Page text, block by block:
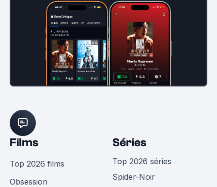
Films
Top 2026 films
Obsession
Séries
Top 2026 séries
Spider-Noir